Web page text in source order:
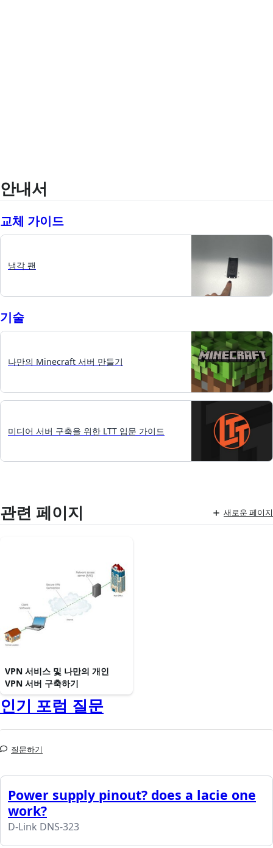
안내서
교체 가이드
냉각 팬
기술
나만의 Minecraft 서버 만들기
미디어 서버 구축을 위한 LTT 입문 가이드
관련 페이지 새로운 페이지
VPN 서비스 및 나만의 개인
VPN 서버 구축하기
인기 포럼 질문
질문하기
Power supply pinout? does a lacie one
work?
D-Link DNS-323